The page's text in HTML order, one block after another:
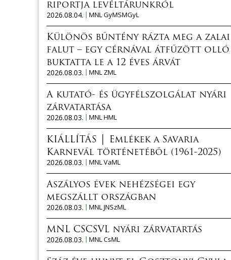
riportja levéltárunkról
2026.08.04.
MNL GyMSMGyL
Különös bűntény rázta meg a zalai
falut – egy cérnával átfűzött olló
buktatta le a 12 éves árvát
2026.08.03.
MNL ZML
A kutató- és ügyfélszolgálat nyári
zárvatartása
2026.08.03.
MNL HML
KIÁLLÍTÁS │ Emlékek a Savaria
Karnevál történetéből (1961-2025)
2026.08.03.
MNL VaML
Aszályos évek nehézségei egy
megszállt országban
2026.08.03.
MNL JNSzML
MNL CSCSVL nyári zárvatartás
2026.08.03.
MNL CsML